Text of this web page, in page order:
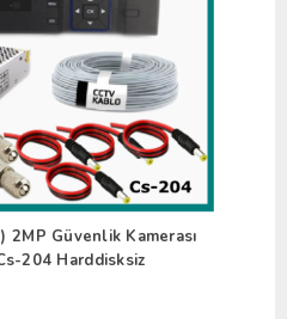
2MP Güvenlik Kamerası
204 Harddisksiz